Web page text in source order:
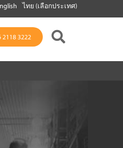
ไทย (เลือกประเทศ)
2118 3222